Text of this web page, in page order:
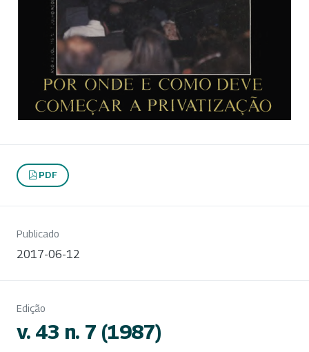
PDF
Publicado
2017-06-12
Edição
v. 43 n. 7 (1987)